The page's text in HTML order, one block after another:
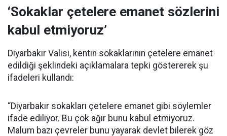
‘Sokaklar çetelere emanet sözlerini
kabul etmiyoruz’
Diyarbakır Valisi, kentin sokaklarının çetelere emanet
edildiği şeklindeki açıklamalara tepki göstererek şu
ifadeleri kullandı:
“Diyarbakır sokakları çetelere emanet gibi söylemler
ifade ediliyor. Bu çok ağır bunu kabul etmiyoruz.
Malum bazı çevreler bunu yayarak devlet bilerek göz